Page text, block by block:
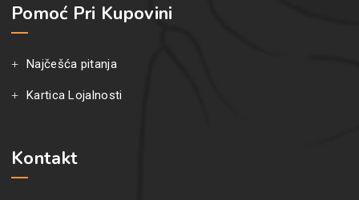
Pomoć Pri Kupovini
Najčešća pitanja
Kartica Lojalnosti
Kontakt